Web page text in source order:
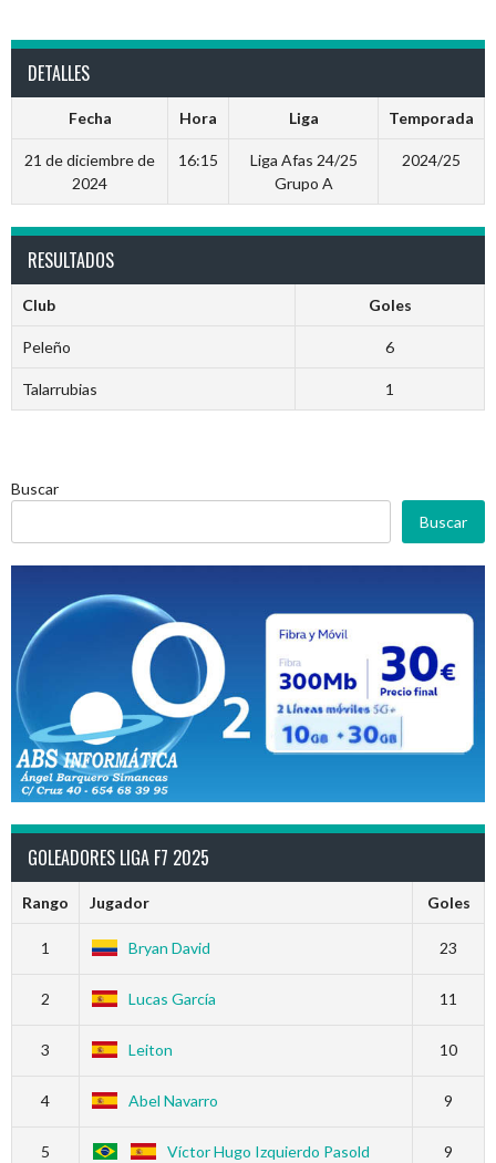
DETALLES
Fecha Hora Liga Temporada
21 de diciembre de
2024
16:15
Liga Afas 24/25
Grupo A
2024/25
RESULTADOS
Club Goles
Peleño 6
Talarrubias 1
Buscar
Buscar
GOLEADORES LIGA F7 2025
Rango Jugador Goles
1 Bryan David 23
2 Lucas García 11
3 Leiton 10
4 Abel Navarro 9
5 Víctor Hugo Izquierdo Pasold 9